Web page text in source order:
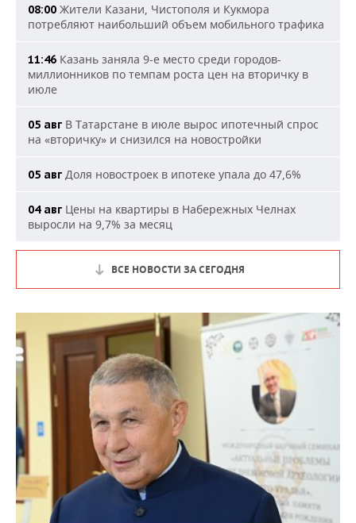
08:00 Жители Казани, Чистополя и Кукмора
потребляют наибольший объем мобильного трафика
11:46 Казань заняла 9-е место среди городов-
миллионников по темпам роста цен на вторичку в
июле
05 авг В Татарстане в июле вырос ипотечный спрос
на «вторичку» и снизился на новостройки
05 авг Доля новостроек в ипотеке упала до 47,6%
04 авг Цены на квартиры в Набережных Челнах
выросли на 9,7% за месяц
ВСЕ НОВОСТИ ЗА СЕГОДНЯ